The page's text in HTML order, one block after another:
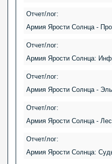
Отчет/лог:
Армия Ярости Солнца -
Отчет/лог:
Армия Ярости Солнца:
Отчет/лог:
Армия Ярости Солнца -
Отчет/лог:
Армия Ярости Солнца -
Отчет/лог:
Армия Ярости Солнца: